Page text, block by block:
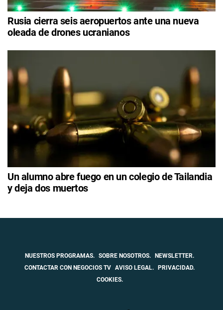
Rusia cierra seis aeropuertos ante una nueva
oleada de drones ucranianos
Un alumno abre fuego en un colegio de Tailandia
y deja dos muertos
NUESTROS PROGRAMAS. SOBRE NOSOTROS. NEWSLETTER.
CONTACTAR CON NEGOCIOS TV AVISO LEGAL. PRIVACIDAD.
COOKIES.